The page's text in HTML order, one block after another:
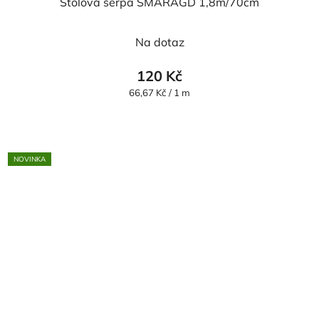
Na dotaz
120 Kč
Měrná
66,67 Kč / 1 m
NOVINKA